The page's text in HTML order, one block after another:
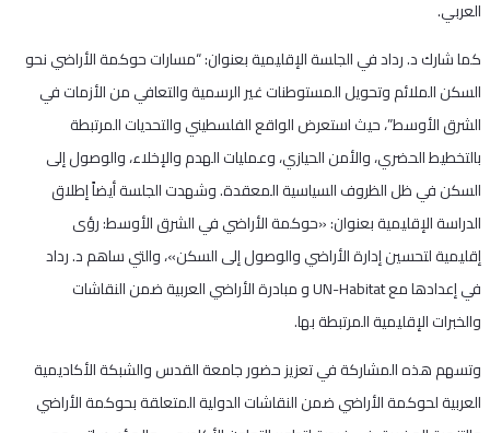
العربي.
كما شارك د. رداد في الجلسة الإقليمية بعنوان: “مسارات حوكمة الأراضي نحو
السكن الملائم وتحويل المستوطنات غير الرسمية والتعافي من الأزمات في
الشرق الأوسط”، حيث استعرض الواقع الفلسطيني والتحديات المرتبطة
بالتخطيط الحضري، والأمن الحيازي، وعمليات الهدم والإخلاء، والوصول إلى
السكن في ظل الظروف السياسية المعقدة. وشهدت الجلسة أيضاً إطلاق
الدراسة الإقليمية بعنوان: «حوكمة الأراضي في الشرق الأوسط: رؤى
إقليمية لتحسين إدارة الأراضي والوصول إلى السكن»، والتي ساهم د. رداد
في إعدادها مع UN-Habitat و مبادرة الأراضي العربية ضمن النقاشات
والخبرات الإقليمية المرتبطة بها.
وتسهم هذه المشاركة في تعزيز حضور جامعة القدس والشبكة الأكاديمية
العربية لحوكمة الأراضي ضمن النقاشات الدولية المتعلقة بحوكمة الأراضي